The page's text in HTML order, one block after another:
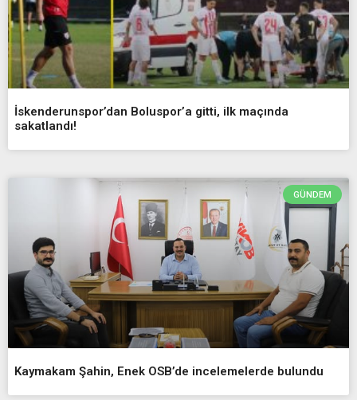
İskenderunspor’dan Boluspor’a gitti, ilk maçında
sakatlandı!
GÜNDEM
Kaymakam Şahin, Enek OSB’de incelemelerde bulundu